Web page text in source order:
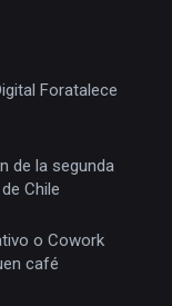
Foratalece
de la segunda
Chile
o Cowork
café